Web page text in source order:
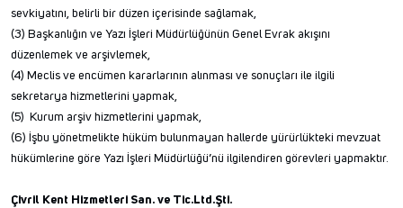
sevkiyatını, belirli bir düzen içerisinde sağlamak,
(3) Başkanlığın ve Yazı İşleri Müdürlüğünün Genel Evrak akışını
düzenlemek ve arşivlemek,
(4) Meclis ve encümen kararlarının alınması ve sonuçları ile ilgili
sekretarya hizmetlerini yapmak,
(5) Kurum arşiv hizmetlerini yapmak,
(6) İşbu yönetmelikte hüküm bulunmayan hallerde yürürlükteki mevzuat
hükümlerine göre Yazı İşleri Müdürlüğü’nü ilgilendiren görevleri yapmaktır.
Çivril Kent Hizmetleri San. ve Tic.Ltd.Şti.